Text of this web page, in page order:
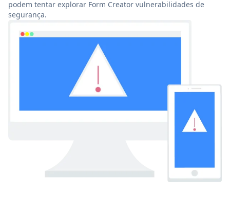
podem tentar explorar Form Creator vulnerabilidades de
segurança.